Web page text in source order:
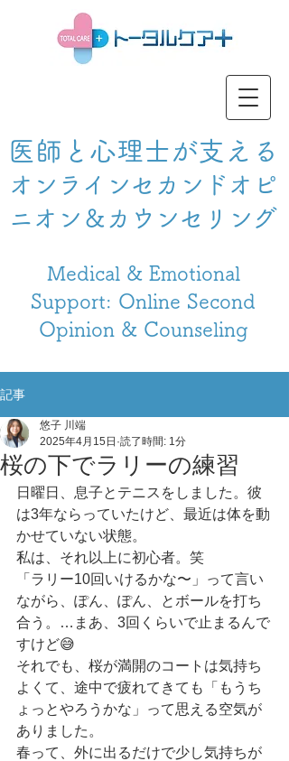
医師と心理士が支える
オンラインセカンドオピ
ニオン＆カウンセリング
Medical & Emotional
Support: Online Second
Opinion & Counseling
記事
桜の下でラリーの練習
悠子 川端
2025年4月15日 読了時間: 1分
日曜日、息子とテニスをしました。彼
は3年ならっていたけど、最近は体を動
かせていない状態。
私は、それ以上に初心者。笑
「ラリー10回いけるかな〜」って言い
ながら、ぽん、ぽん、とボールを打ち
合う。…まあ、3回くらいで止まるんで
すけど😅
それでも、桜が満開のコートは気持ち
よくて、途中で疲れてきても「もうち
ょっとやろうかな」って思える空気が
ありました。
春って、外に出るだけで少し気持ちが